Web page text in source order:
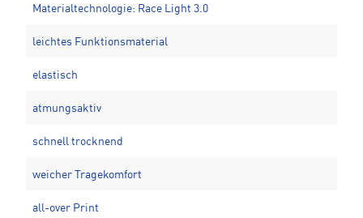
Materialtechnologie: Race Light 3.0
leichtes Funktionsmaterial
elastisch
atmungsaktiv
schnell trocknend
weicher Tragekomfort
all-over Print